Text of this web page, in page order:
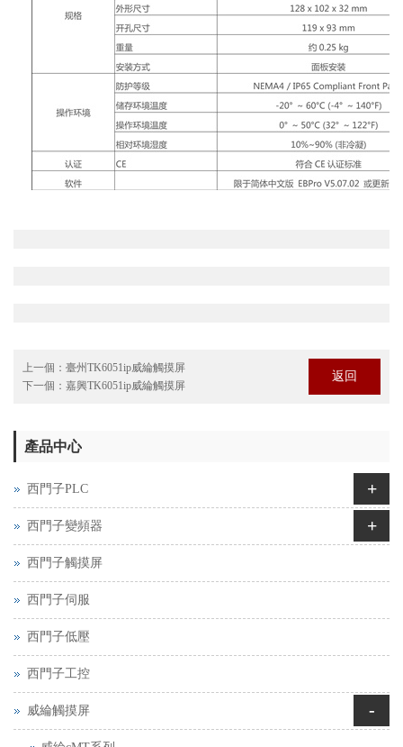
上一個： 臺州TK6051ip威綸觸摸屏
下一個： 嘉興TK6051ip威綸觸摸屏
返回
產品中心
西門子PLC +
西門子變頻器 +
西門子觸摸屏
西門子伺服
西門子低壓
西門子工控
威綸觸摸屏 -